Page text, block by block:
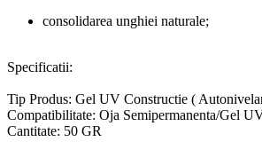
consolidarea unghiei naturale;
Specificatii:
Tip Produs: Gel UV Constructie (
Compatibilitate: Oja Semipermanenta/Gel
Cantitate: 50 GR